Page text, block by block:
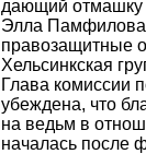
дающий отмашку
Элла
правозащитные
Хельсинкская
Глава комиссии
убеждена, что
на ведьм в
началась после